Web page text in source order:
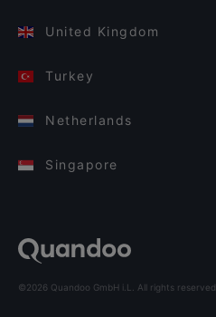
United Kingdom
Turkey
Netherlands
Singapore
©2026 Quandoo GmbH i.L. All rights reserved